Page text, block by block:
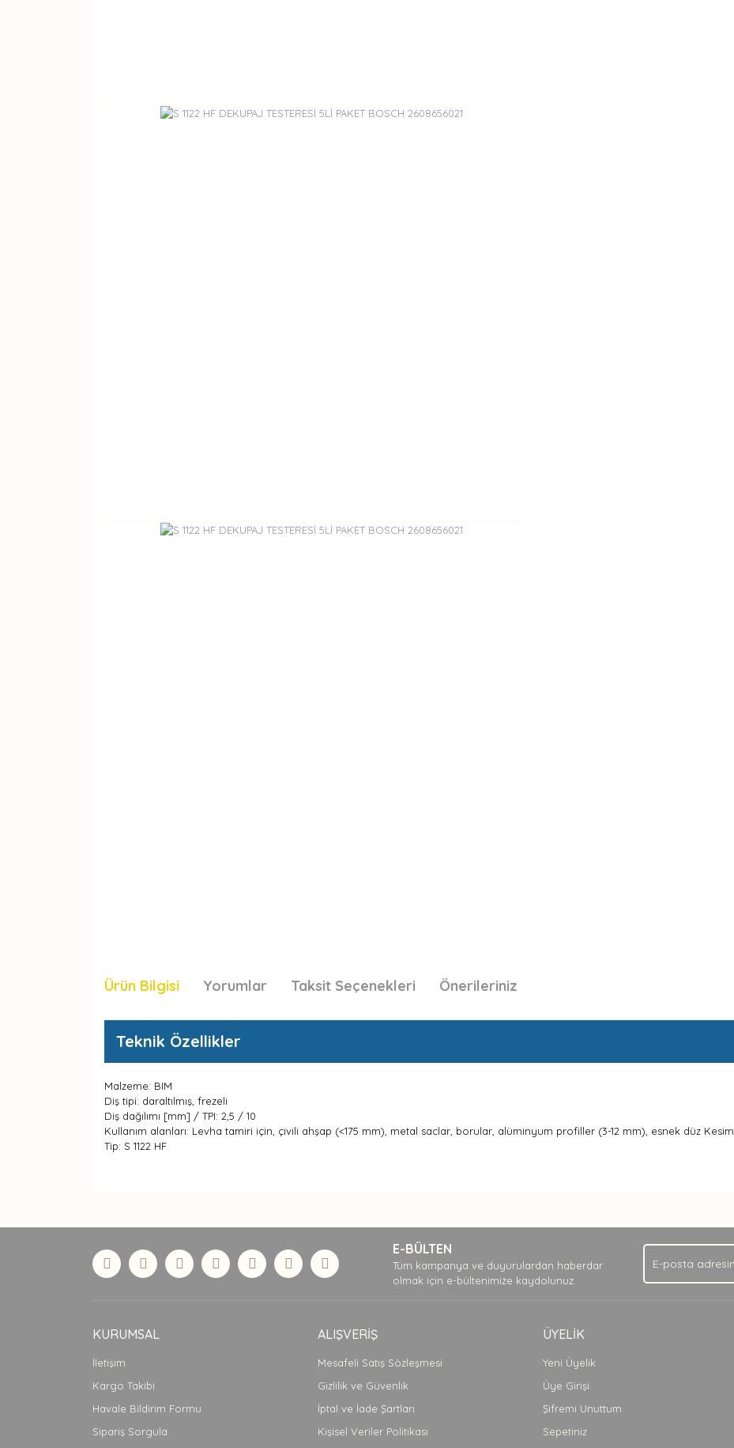
Ürün Bilgisi Yorumlar Taksit Seçenekleri Önerileriniz
Teknik Özellikler
Malzeme: BIM
Diş tipi: daraltılmış, frezeli
Diş dağılımı [mm] / TPI: 2,5 / 10
Kullanım alanları: Levha tamiri için, çivili ahşap (<175 mm), metal saclar, borular, alüminyum profiller (3-12 mm), esnek düz Kesim
Tip: S 1122 HF
Ürün açıklamasında eksik bilgiler bulunuyor.
Bu ürüne benzer farklı alternatifler olmalı.
Gönder
E-BÜLTEN
Tüm kampanya ve duyurulardan haberdar
olmak için e-bültenimize kaydolunuz.
KURUMSAL
İletişim
Kargo Takibi
Havale Bildirim Formu
Sipariş Sorgula
ALIŞVERİŞ
Mesafeli Satış Sözleşmesi
Gizlilik ve Güvenlik
İptal ve İade Şartları
Kişisel Veriler Politikası
ÜYELİK
Yeni Üyelik
Üye Girişi
Şifremi Unuttum
Sepetiniz